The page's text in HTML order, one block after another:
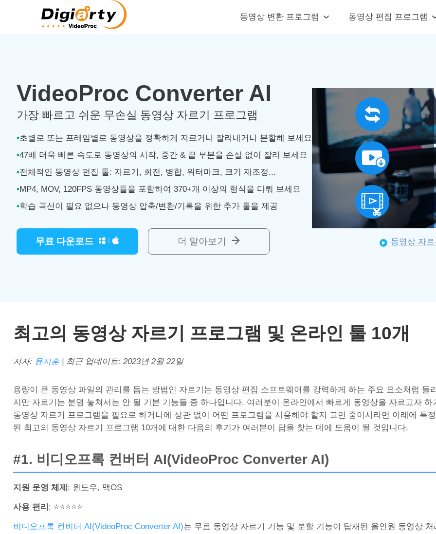
동영상 변환 프로그램 동영상 편집 프로그램
VideoProc Converter AI
가장 빠르고 쉬운 무손실 동영상 자르기 프로그램
•초별로 또는 프레임별로 동영상을 정확하게 자르거나 잘라내거나 분할해 보세요
•47배 더욱 빠른 속도로 동영상의 시작, 중간 & 끝 부분을 손실 없이 잘라 보세요
•전체적인 동영상 편집 툴: 자르기, 회전, 병합, 워터마크, 크기 재조정...
•MP4, MOV, 120FPS 동영상들을 포함하여 370+개 이상의 형식을 다뤄 보세요
•학습 곡선이 필요 없으나 동영상 압축/변환/기록을 위한 추가 툴을 제공
무료 다운로드 더 알아보기 동영상 자
최고의 동영상 자르기 프로그램 및 온라인 툴 10개
저자: 윤지훈| 최근 업데이트: 2023년 2월 22일
용량이 큰 동영상 파일의 관리를 돕는 방법인 자르기는 동영상 편집 소프트웨어를 강력하게 하는 주요 요소처럼 들
지만 자르기는 분명 놓쳐서는 안 될 기본 기능들 중 하나입니다. 여러분이 온라인에서 빠르게 동영상을 자르고자 하
동영상 자르기 프로그램을 필요로 하거나에 상관 없이 어떤 프로그램을 사용해야 할지 고민 중이시라면 아래에 특
된 최고의 동영상 자르기 프로그램 10개에 대한 다음의 후기가 여러분이 답을 찾는 데에 도움이 될 것입니다.
#1. 비디오프록 컨버터 AI(VideoProc Converter AI)
지원 운영 체제 : 윈도우, 맥OS
사용 편리 : ⭐⭐⭐⭐⭐
비디오프록 컨버터 AI(VideoProc Converter AI)는 무료 동영상 자르기 기능 및 분할 기능이 탑재된 올인원 동영상